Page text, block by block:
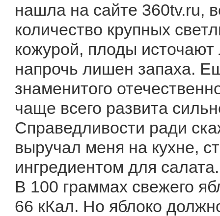
нашла на сайте 360tv.ru,
количество крупных
кожурой, плоды источают
напрочь лишен запаха.
знаменитого
чаще всего развита
Справедливости ради
выручал меня на кухне,
ингредиентом для
В 100 граммах свежего
66 кКал. Но яблоко